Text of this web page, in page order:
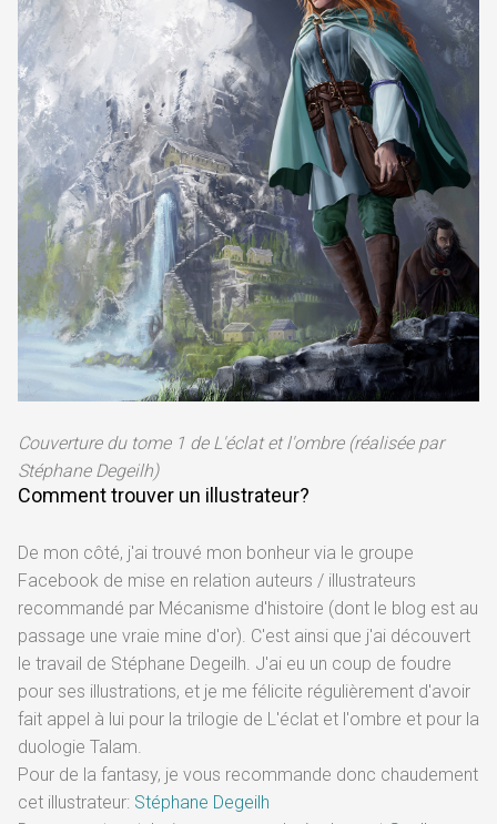
Couverture du tome 1 de L'éclat et l'ombre (réalisée par
Stéphane Degeilh)
Comment trouver un illustrateur?
De mon côté, j'ai trouvé mon bonheur via le groupe
Facebook de mise en relation auteurs / illustrateurs
recommandé par Mécanisme d'histoire (dont le blog est au
passage une vraie mine d'or). C'est ainsi que j'ai découvert
le travail de Stéphane Degeilh. J'ai eu un coup de foudre
pour ses illustrations, et je me félicite régulièrement d'avoir
fait appel à lui pour la trilogie de L'éclat et l'ombre et pour la
duologie Talam.
Pour de la fantasy, je vous recommande donc chaudement
cet illustrateur: Stéphane Degeilh